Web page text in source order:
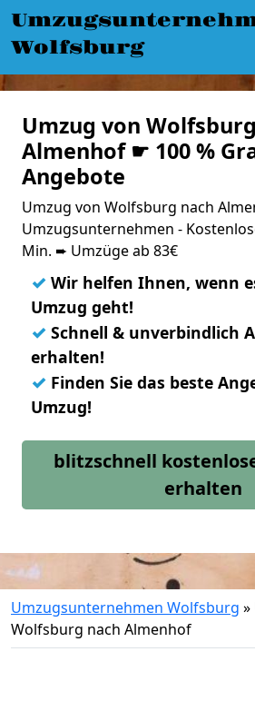
Wolfsburg
Umzug von
Almenhof ☛ 100 %
Angebote
Umzug von Wolfsburg nach
Umzugsunternehmen -
Min. ➨ Umzüge ab 83€
✓ Wir helfen Ihnen, wenn
Umzug geht!
✓ Schnell & unverbindlich
erhalten!
✓ Finden Sie das beste
Umzug!
blitzschnell
erhalten
Umzugsunternehmen Wolfsburg »
Wolfsburg nach Almenhof